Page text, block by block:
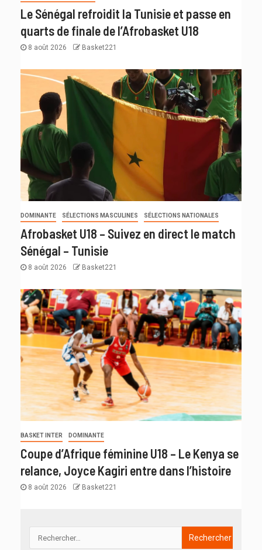
Le Sénégal refroidit la Tunisie et passe en
quarts de finale de l’Afrobasket U18
8 août 2026 Basket221
DOMINANTE SÉLECTIONS MASCULINES SÉLECTIONS NATIONALES
Afrobasket U18 – Suivez en direct le match
Sénégal – Tunisie
8 août 2026 Basket221
BASKET INTER DOMINANTE
Coupe d’Afrique féminine U18 – Le Kenya se
relance, Joyce Kagiri entre dans l’histoire
8 août 2026 Basket221